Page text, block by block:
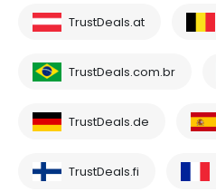
TrustDeals.at
TrustDeals.com.br
TrustDeals.de
TrustDeals.fi